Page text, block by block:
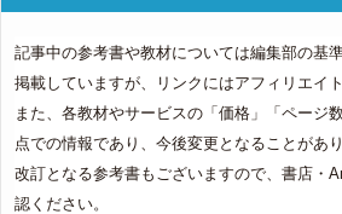
記事中の参考書や教材については編集部の基
掲載していますが、リンクにはアフィリエイ
また、各教材やサービスの「価格」「ページ
点での情報であり、今後変更となることがあ
改訂となる参考書もございますので、書店・
認ください。